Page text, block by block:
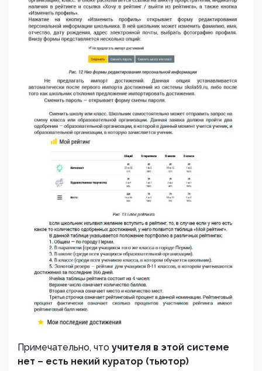
Примечательно, что учителя в этой системе
нет – есть некий куратор (тьютор)